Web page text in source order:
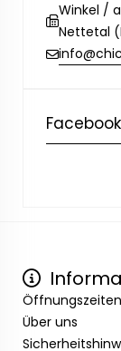
Winkel /
Nettetal
Facebook
Über uns